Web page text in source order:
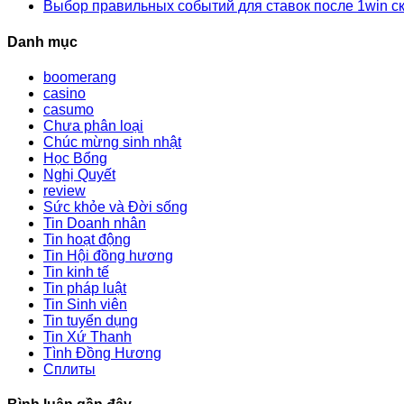
Выбор правильных событий для ставок после 1win
Danh mục
boomerang
casino
casumo
Chưa phân loại
Chúc mừng sinh nhật
Học Bổng
Nghị Quyết
review
Sức khỏe và Đời sống
Tin Doanh nhân
Tin hoạt động
Tin Hội đồng hương
Tin kinh tế
Tin pháp luật
Tin Sinh viên
Tin tuyển dụng
Tin Xứ Thanh
Tình Đồng Hương
Сплиты